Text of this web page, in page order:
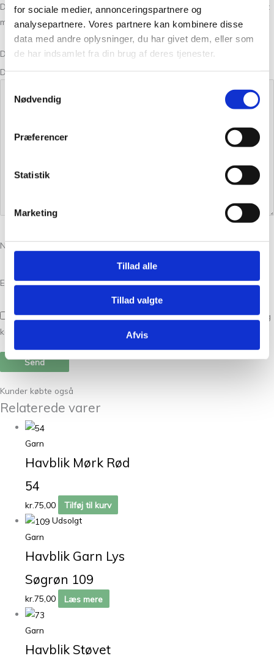
for sociale medier, annonceringspartnere og
analysepartnere. Vores partnere kan kombinere disse
data med andre oplysninger, du har givet dem, eller som
de har indsamlet fra din brug af deres tjenester.
Nødvendig
Præferencer
Statistik
Marketing
Tillad alle
Tillad valgte
Afvis
Din e-mailadresse vil ikke blive publiceret. Krævede felter er markeret
med*
Din bedømmelse
Din anmeldelse*
Navn*
E-mail*
Gem mit navn, mail og websted i denne browser til næste gang jeg
kommenterer.
Kunder købte også
Relaterede varer
Garn
Havblik Mørk Rød
54
kr.75,00
Tilføj til kurv
Udsolgt
Garn
Havblik Garn Lys
Søgrøn 109
kr.75,00 Læs mere
Garn
Havblik Støvet